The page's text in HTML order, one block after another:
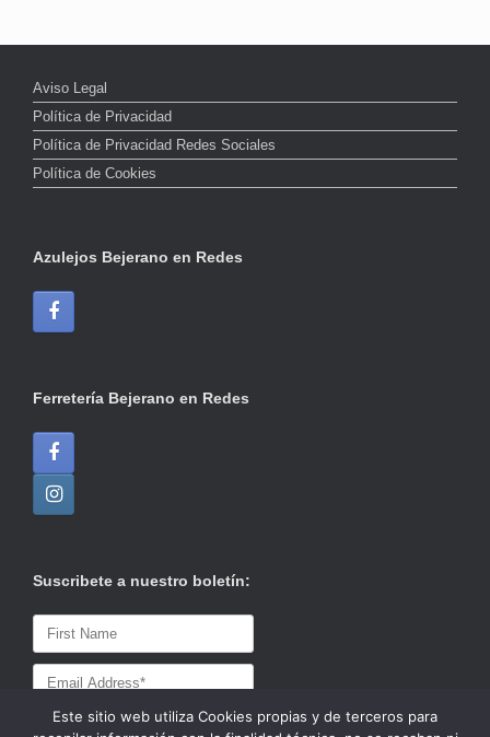
Aviso Legal
Política de Privacidad
Política de Privacidad Redes Sociales
Política de Cookies
Azulejos Bejerano en Redes
Ferretería Bejerano en Redes
Suscribete a nuestro boletín:
Este sitio web utiliza Cookies propias y de terceros para